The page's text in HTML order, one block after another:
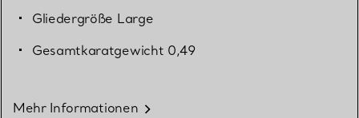
Gliedergröße Large
Gesamtkaratgewicht 0,49
Mehr Informationen